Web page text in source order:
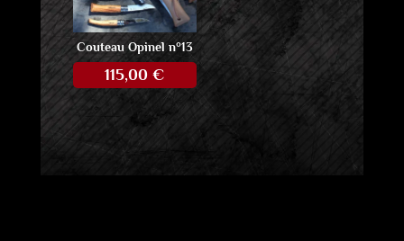
Couteau Opinel n°13
115,00€